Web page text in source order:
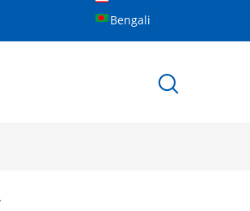
Bengali